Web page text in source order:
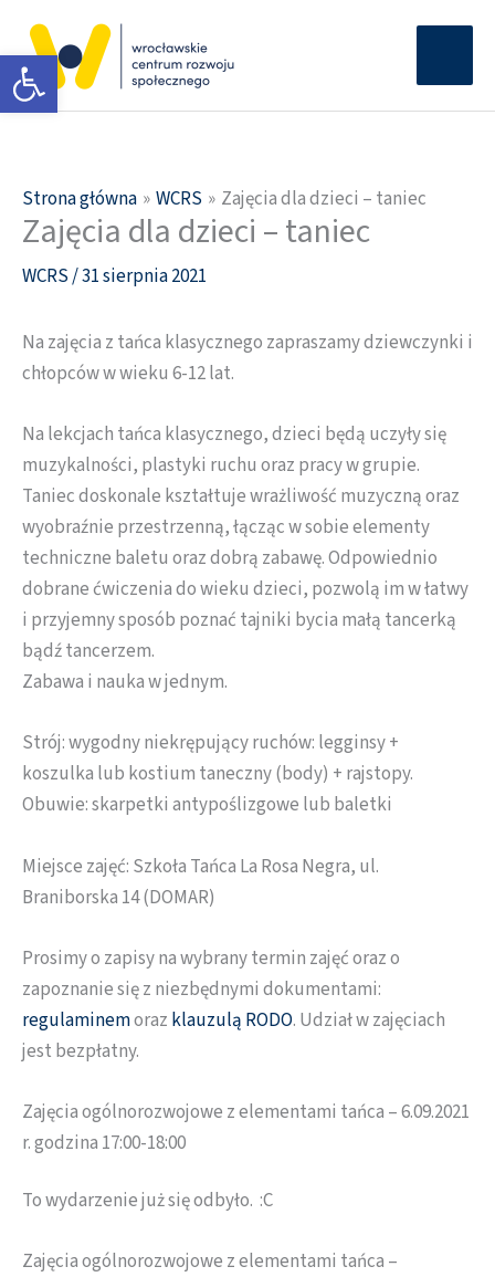
Otwórz pasek narzędzi
treści
Strona główna WCRS Zajęcia dla dzieci – taniec
Zajęcia dla dzieci – taniec
WCRS/31 sierpnia 2021
Na zajęcia z tańca klasycznego zapraszamy dziewczynki i
chłopców w wieku 6-12 lat.
Na lekcjach tańca klasycznego, dzieci będą uczyły się
muzykalności, plastyki ruchu oraz pracy w grupie.
Taniec doskonale kształtuje wrażliwość muzyczną oraz
wyobraźnie przestrzenną, łącząc w sobie elementy
techniczne baletu oraz dobrą zabawę. Odpowiednio
dobrane ćwiczenia do wieku dzieci, pozwolą im w łatwy
i przyjemny sposób poznać tajniki bycia małą tancerką
bądź tancerzem.
Zabawa i nauka w jednym.
Strój: wygodny niekrępujący ruchów: legginsy +
koszulka lub kostium taneczny (body) + rajstopy.
Obuwie: skarpetki antypoślizgowe lub baletki
Miejsce zajęć: Szkoła Tańca La Rosa Negra, ul.
Braniborska 14 (DOMAR)
Prosimy o zapisy na wybrany termin zajęć oraz o
zapoznanie się z niezbędnymi dokumentami:
regulaminemoraz klauzulą RODO. Udział w zajęciach
jest bezpłatny.
Zajęcia ogólnorozwojowe z elementami tańca – 6.09.2021
r. godzina 17:00-18:00
To wydarzenie już się odbyło. :C
Zajęcia ogólnorozwojowe z elementami tańca –